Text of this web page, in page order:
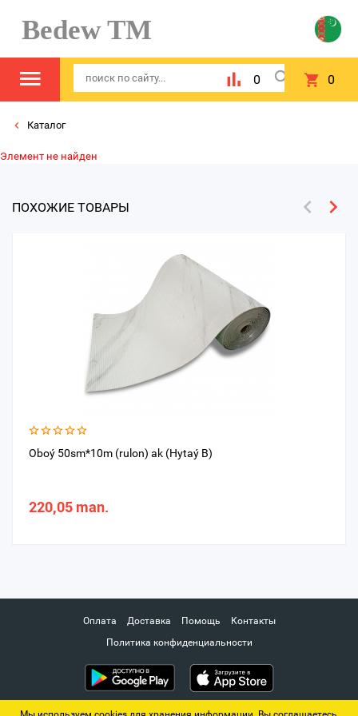
Bedew TM
0 0
Каталог
Элемент не найден
ПОХОЖИЕ ТОВАРЫ
Oboý 50sm*10m (rulon) ak (Hytaý B)
220,05 man.
Оплата Доставка Помощь
Контакты
Политика конфиденциальности